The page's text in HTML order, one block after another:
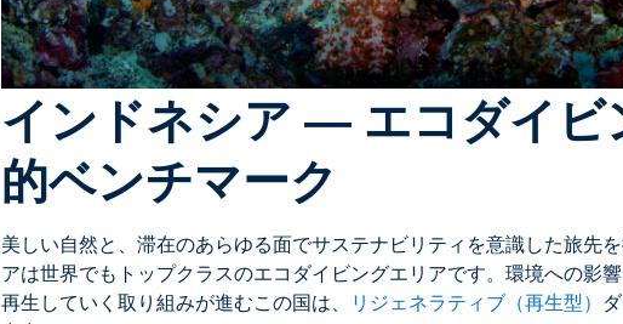
インドネシア ― エコダイビ
的ベンチマーク
美しい自然と、滞在のあらゆる面でサステナビリティを意識した旅先
アは世界でもトップクラスのエコダイビングエリアです。環境への影
再生していく取り組みが進むこの国は、
リジェネラティブ（再生型）